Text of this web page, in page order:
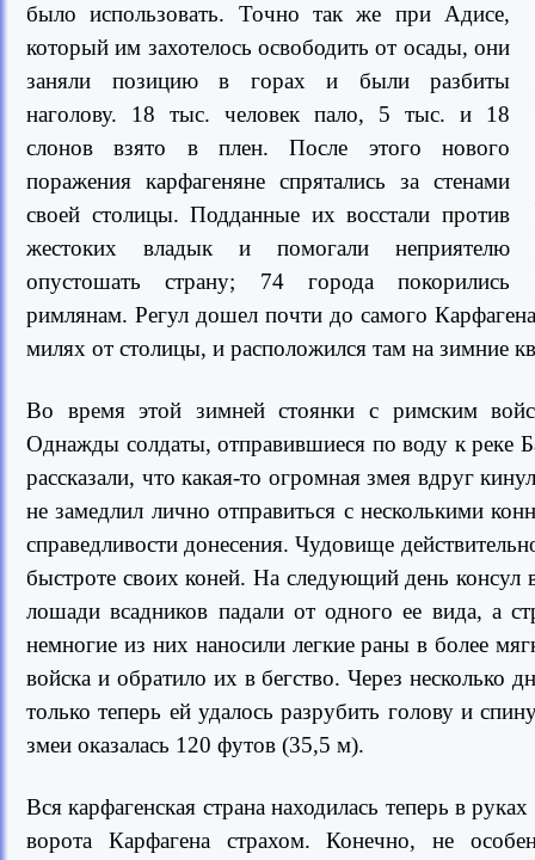
было использовать. Точно так же при Адисе,
который им захотелось освободить от осады, они
заняли позицию в горах и были разбиты
наголову. 18 тыс. человек пало, 5 тыс. и 18
слонов взято в плен. После этого нового
поражения карфагеняне спрятались за стенами
своей столицы. Подданные их восстали против
жестоких владык и помогали неприятелю
опустошать страну; 74 города покорились
римлянам. Регул дошел почти до самого
милях от столицы, и расположился там на зимние
Во время этой зимней стоянки с римским
Однажды солдаты, отправившиеся по воду к реке
рассказали, что какая-то огромная змея вдруг
не замедлил лично отправиться с несколькими
справедливости донесения. Чудовище
быстроте своих коней. На следующий день консул
лошади всадников падали от одного ее вида, а
немногие из них наносили легкие раны в более
войска и обратило их в бегство. Через несколько
только теперь ей удалось разрубить голову и
змеи оказалась 120 футов (35,5 м).
Вся карфагенская страна находилась теперь в
ворота Карфагена страхом. Конечно, не